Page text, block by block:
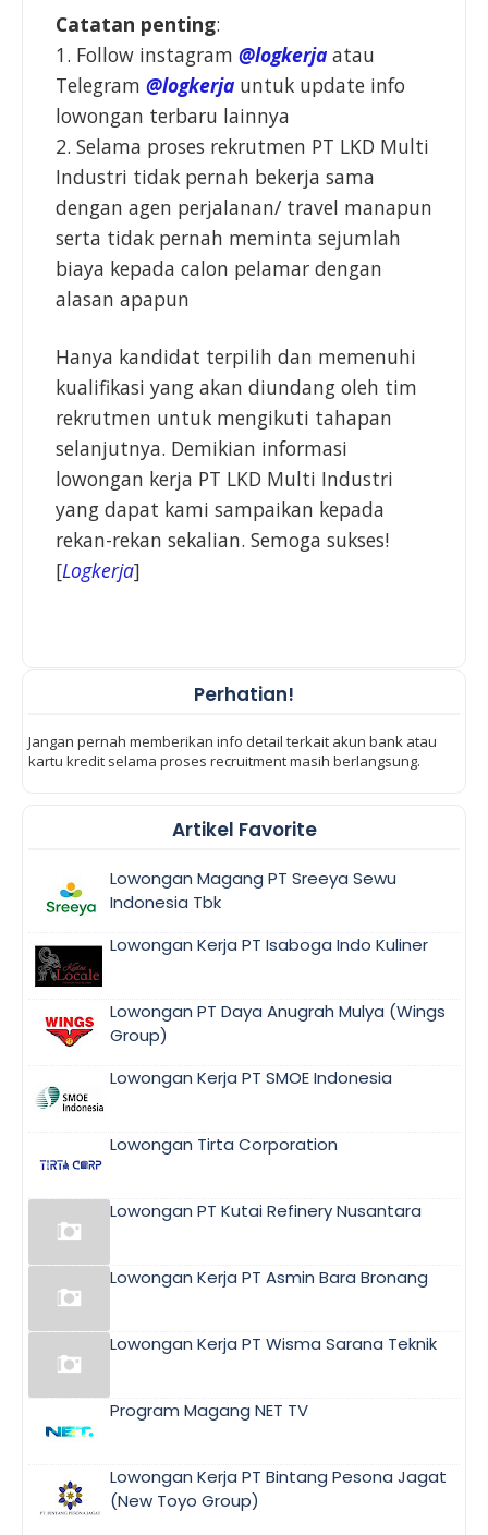
Catatan penting:
1. Follow instagram @logkerja atau
Telegram @logkerja untuk update info
lowongan terbaru lainnya
2. Selama proses rekrutmen PT LKD Multi
Industri tidak pernah bekerja sama
dengan agen perjalanan/ travel manapun
serta tidak pernah meminta sejumlah
biaya kepada calon pelamar dengan
alasan apapun
Hanya kandidat terpilih dan memenuhi
kualifikasi yang akan diundang oleh tim
rekrutmen untuk mengikuti tahapan
selanjutnya. Demikian informasi
lowongan kerja PT LKD Multi Industri
yang dapat kami sampaikan kepada
rekan-rekan sekalian. Semoga sukses!
[Logkerja]
Perhatian!
Jangan pernah memberikan info detail terkait akun bank atau
kartu kredit selama proses recruitment masih berlangsung.
Artikel Favorite
Lowongan Magang PT Sreeya Sewu
Indonesia Tbk
Lowongan Kerja PT Isaboga Indo Kuliner
Lowongan PT Daya Anugrah Mulya (Wings
Group)
Lowongan Kerja PT SMOE Indonesia
Lowongan Tirta Corporation
Lowongan PT Kutai Refinery Nusantara
Lowongan Kerja PT Asmin Bara Bronang
Lowongan Kerja PT Wisma Sarana Teknik
Program Magang NET TV
Lowongan Kerja PT Bintang Pesona Jagat
(New Toyo Group)